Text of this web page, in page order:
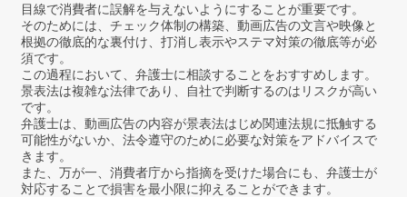
目線で消費者に誤解を与えないようにすることが重要です。
そのためには、チェック体制の構築、動画広告の文言や映像と
根拠の徹底的な裏付け、打消し表示やステマ対策の徹底等が必
須です。
この過程において、弁護士に相談することをおすすめします。
景表法は複雑な法律であり、自社で判断するのはリスクが高い
です。
弁護士は、動画広告の内容が景表法はじめ関連法規に抵触する
可能性がないか、法令遵守のために必要な対策をアドバイスで
きます。
また、万が一、消費者庁から指摘を受けた場合にも、弁護士が
対応することで損害を最小限に抑えることができます。